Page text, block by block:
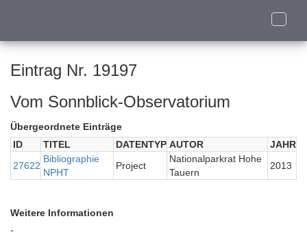
Toggle
Eintrag Nr. 19197
Vom Sonnblick-Observatorium
Übergeordnete Einträge
ID
TITEL DATENTYP AUTOR
JAHR
27622
Bibliographie
NPHT
Project
Nationalparkrat Hohe
Tauern
2013
Weitere Informationen
-